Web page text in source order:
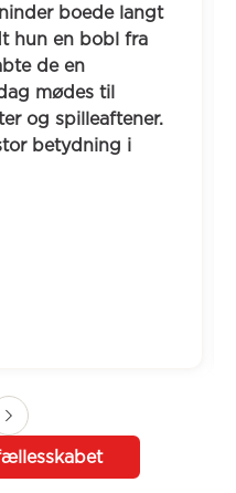
langt
fra
til
i